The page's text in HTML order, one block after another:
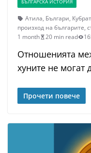
БЪЛГАРСКА ИСТОРИЯ
Атила, Българи,
произход на българите,
1 month
20 min read
Отношенията
хуните не могат
Прочети повече